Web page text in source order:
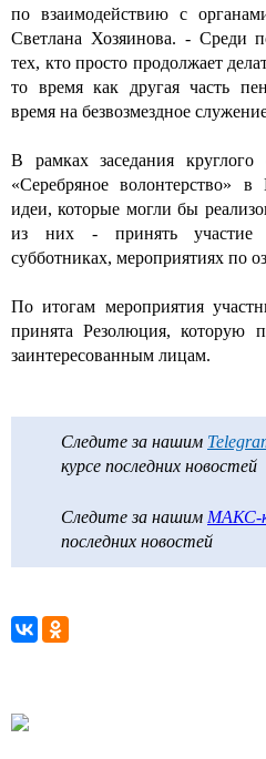
по взаимодействию с
Светлана Хозяинова. - Среди
тех, кто просто продолжает
то время как другая часть
время на безвозмездное
В рамках заседания
«Серебряное волонтерство»
идеи, которые могли бы
из них - принять участие
субботниках, мероприятиях по
По итогам мероприятия
принята Резолюция, которую
заинтересованным лицам.
Следите за нашим
курсе последних новостей
Следите за нашим МАКС-
последних новостей